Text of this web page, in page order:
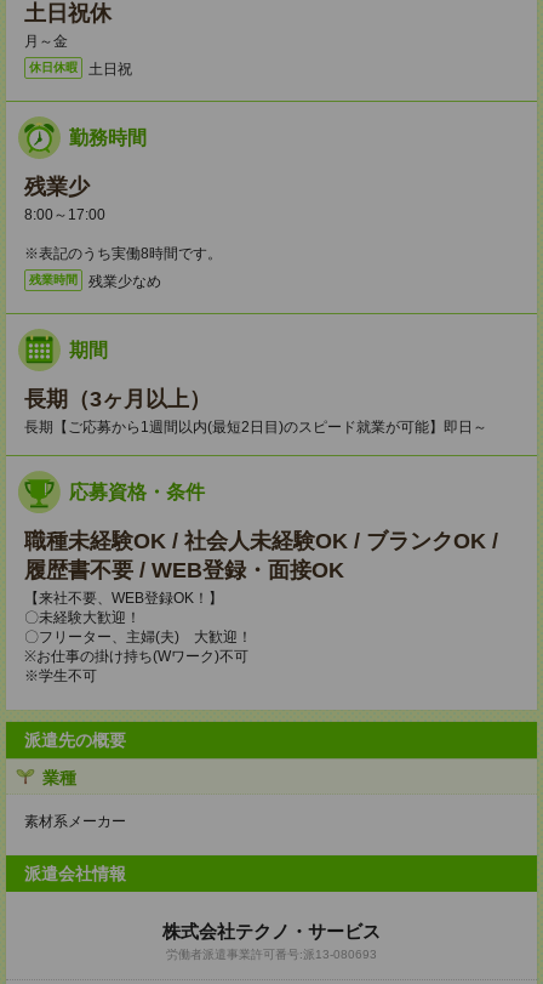
土日祝休
月～金
休日休暇 土日祝
勤務時間
残業少
8:00～17:00
※表記のうち実働8時間です。
残業時間 残業少なめ
期間
長期（3ヶ月以上）
長期【ご応募から1週間以内(最短2日目)のスピード就業が可能】即日～
応募資格・条件
職種未経験OK / 社会人未経験OK / ブランクOK /
履歴書不要 / WEB登録・面接OK
【来社不要、WEB登録OK！】
〇未経験大歓迎！
〇フリーター、主婦(夫) 大歓迎！
※お仕事の掛け持ち(Wワーク)不可
※学生不可
派遣先の概要
業種
素材系メーカー
派遣会社情報
株式会社テクノ・サービス
労働者派遣事業許可番号:派13-080693